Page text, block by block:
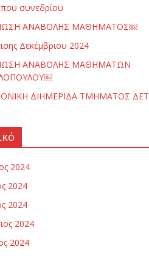
συνεδρίου
ΑΝΑΒΟΛΗΣ ΜΑΘΗΜΑΤΟΣ￼
Δεκέμβριου 2024
ΑΝΑΒΟΛΗΣ ΜΑΘΗΜΑΤΩΝ
ΔΙΗΜΕΡΙΔΑ ΤΜΗΜΑΤΟΣ ΔΕΤ
2024
2024
2024
2024
2024